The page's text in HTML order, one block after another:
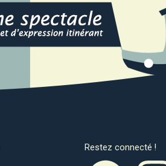
Restez connecté !